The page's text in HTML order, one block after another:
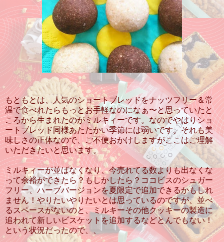
もともとは、人気のショートブレッドをナッツフリー＆常
温で食べれたらもっとお手軽なのになぁ〜と思っていたと
ころから生まれたのがミルキィーです。なのでやはりショ
ートブレッド同様あたたかい季節には弱いです。それも美
味しさの正体なので、ご不便おかけしますがここはご理解
いただきたいと思います。
ミルキィーが並ばなくなり、今売れてる数よりも出なくな
って余裕ができたら？もしかしたら？ココビスのシュガー
フリー、ハーブバージョンを夏限定で追加できるかもしれ
ません！やりたいやりたいとは思っているのですが、並べ
るスペースがないのと、ミルキーその他クッキーの製造に
追われて新しいビスケットを追加するなどとんでもない！
という状況だったので、、